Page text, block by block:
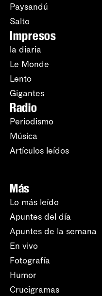
Paysandú
Salto
Impresos
la diaria
Le Monde
Lento
Gigantes
Radio
Periodismo
Música
Artículos leídos
Más
Lo más leído
Apuntes del día
Apuntes de la semana
En vivo
Fotografía
Humor
Crucigramas